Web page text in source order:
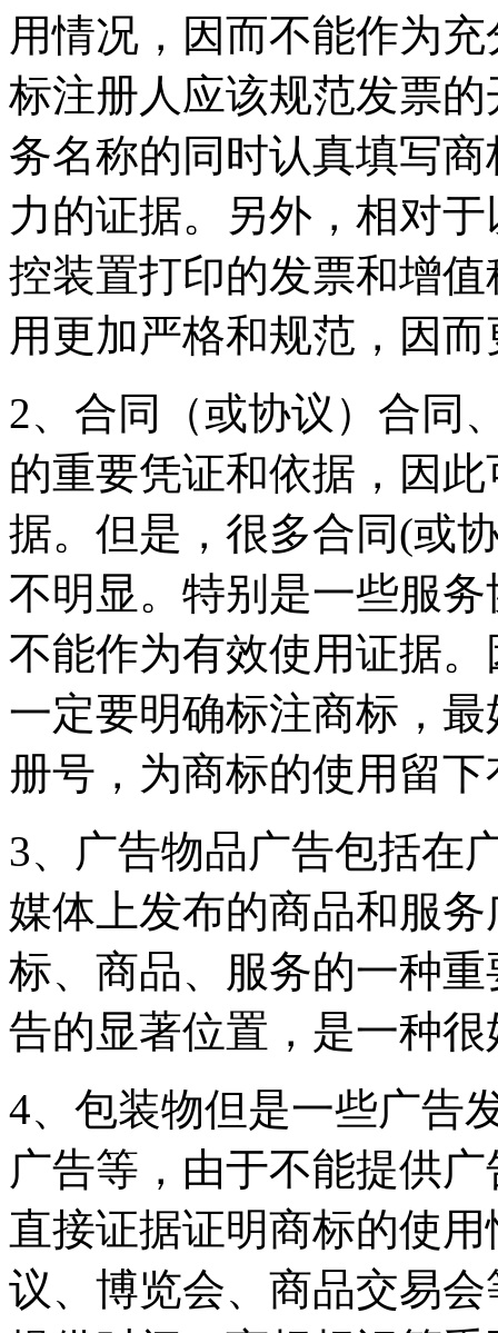
用情况，因而不能作为
标注册人应该规范发票
务名称的同时认真填写
力的证据。另外，相对
控装置打印的发票和增
用更加严格和规范，因
2、合同（或协议）合同
的重要凭证和依据，因
据。但是，很多合同(或
不明显。特别是一些服
不能作为有效使用证据
一定要明确标注商标，
册号，为商标的使用留
3、广告物品广告包括在
媒体上发布的商品和服
标、商品、服务的一种
告的显著位置，是一种
4、包装物但是一些广告
广告等，由于不能提供
直接证据证明商标的使
议、博览会、商品交易